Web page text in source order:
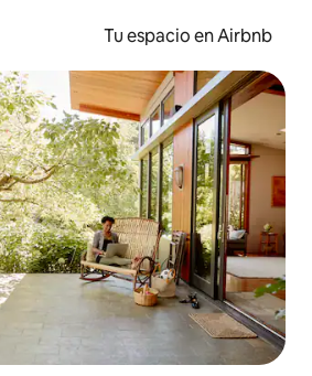
Tu espacio en Airbnb